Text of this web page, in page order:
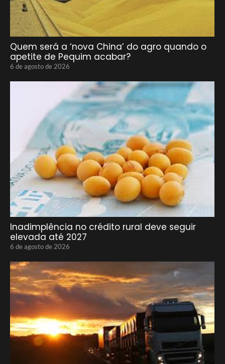
Quem será a ‘nova China’ do agro quando o
apetite de Pequim acabar?
6 de agosto de 2026
Inadimplência no crédito rural deve seguir
elevada até 2027
6 de agosto de 2026